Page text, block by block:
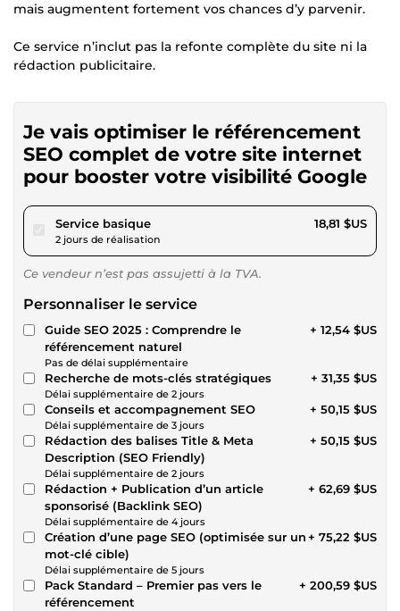
mais augmentent fortement vos chances d’y parvenir.
Ce service n’inclut pas la refonte complète du site ni la
rédaction publicitaire.
Je vais optimiser le référencement
SEO complet de votre site internet
pour booster votre visibilité Google
Service basiquepour 17,33 $US
2 jours de réalisation
18,81 $US
Ce vendeur n’est pas assujetti à la TVA.
Personnaliser le service
Guide SEO 2025 : Comprendre le
référencement naturel
Pas de délai supplémentaire
+ 12,54 $US
Recherche de mots-clés stratégiques
Délai supplémentaire de 2 jours
+ 31,35 $US
Conseils et accompagnement SEO
Délai supplémentaire de 3 jours
+ 50,15 $US
Rédaction des balises Title & Meta
Description (SEO Friendly)
Délai supplémentaire de 2 jours
+ 50,15 $US
Rédaction + Publication d’un article
sponsorisé (Backlink SEO)
Délai supplémentaire de 4 jours
+ 62,69 $US
Création d’une page SEO (optimisée sur un
mot-clé cible)
Délai supplémentaire de 5 jours
+ 75,22 $US
Pack Standard – Premier pas vers le
référencement
+ 200,59 $US